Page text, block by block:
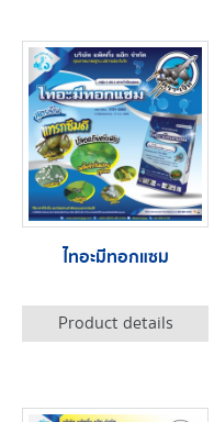
ไทอะมีทอกแซม
Product details